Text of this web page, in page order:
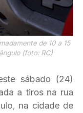
de 10 a 15
(foto: RC)
sábado (24)
a tiros na rua
na cidade de